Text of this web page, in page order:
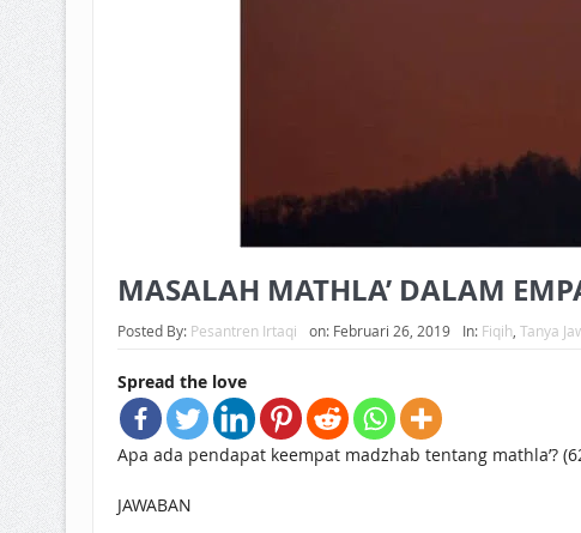
MASALAH MATHLA’ DALAM
Posted By: Pesantren Irtaqi on: Februari 26, 2019 In: Fiqih Tanya
Spread the love
Apa ada pendapat keempat madzhab tentang mathla’?
JAWABAN